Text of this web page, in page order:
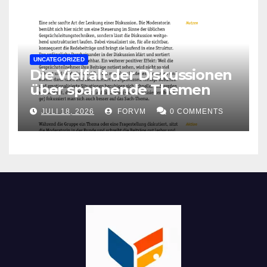
UNCATEGORIZED
Die Vielfalt der Diskussionen
über spannende Themen
JULI 18, 2026 FORVM 0 COMMENTS